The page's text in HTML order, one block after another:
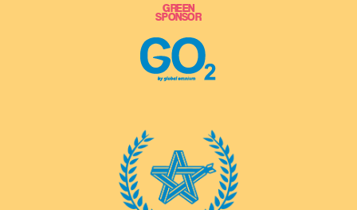
GREEN
SPONSOR